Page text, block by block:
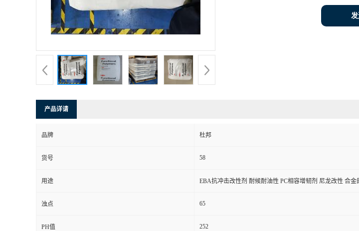
产品详请
品牌 杜邦
货号 58
用途 EBA抗冲击改性剂 耐候耐油性 PC相容增韧剂 尼龙改性 合金
浊点 65
PH值 252